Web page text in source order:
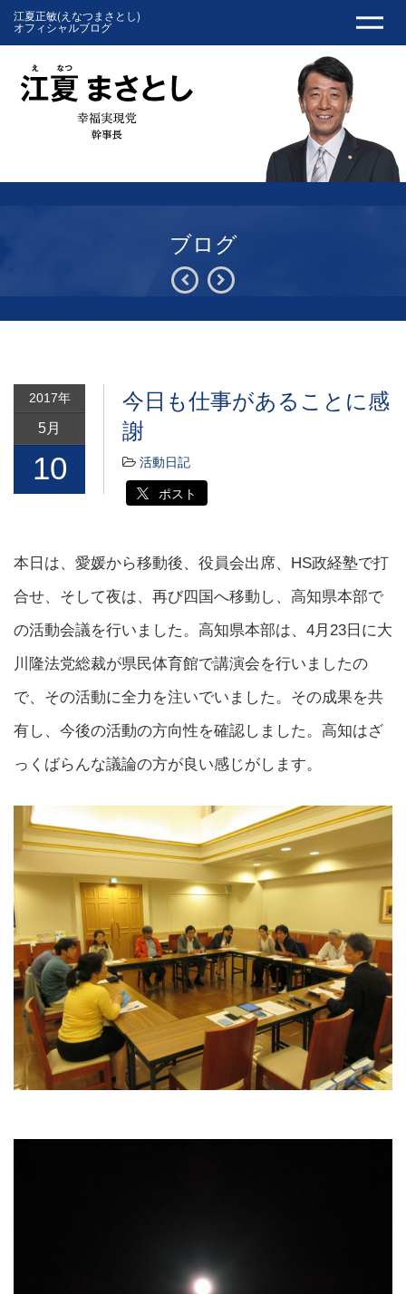
江夏正敏(えなつまさとし)
オフィシャルブログ
ブログ
2017年
5月
10
今日も仕事があることに感
謝
活動日記
ポスト
本日は、愛媛から移動後、役員会出席、HS政経塾で打
合せ、そして夜は、再び四国へ移動し、高知県本部で
の活動会議を行いました。高知県本部は、4月23日に大
川隆法党総裁が県民体育館で講演会を行いましたの
で、その活動に全力を注いでいました。その成果を共
有し、今後の活動の方向性を確認しました。高知はざ
っくばらんな議論の方が良い感じがします。